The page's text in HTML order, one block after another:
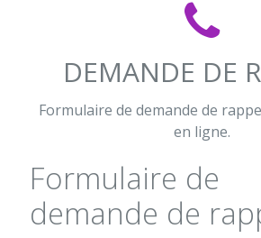
DEMANDE DE
Formulaire de demande de
en ligne.
Formulaire de
demande de